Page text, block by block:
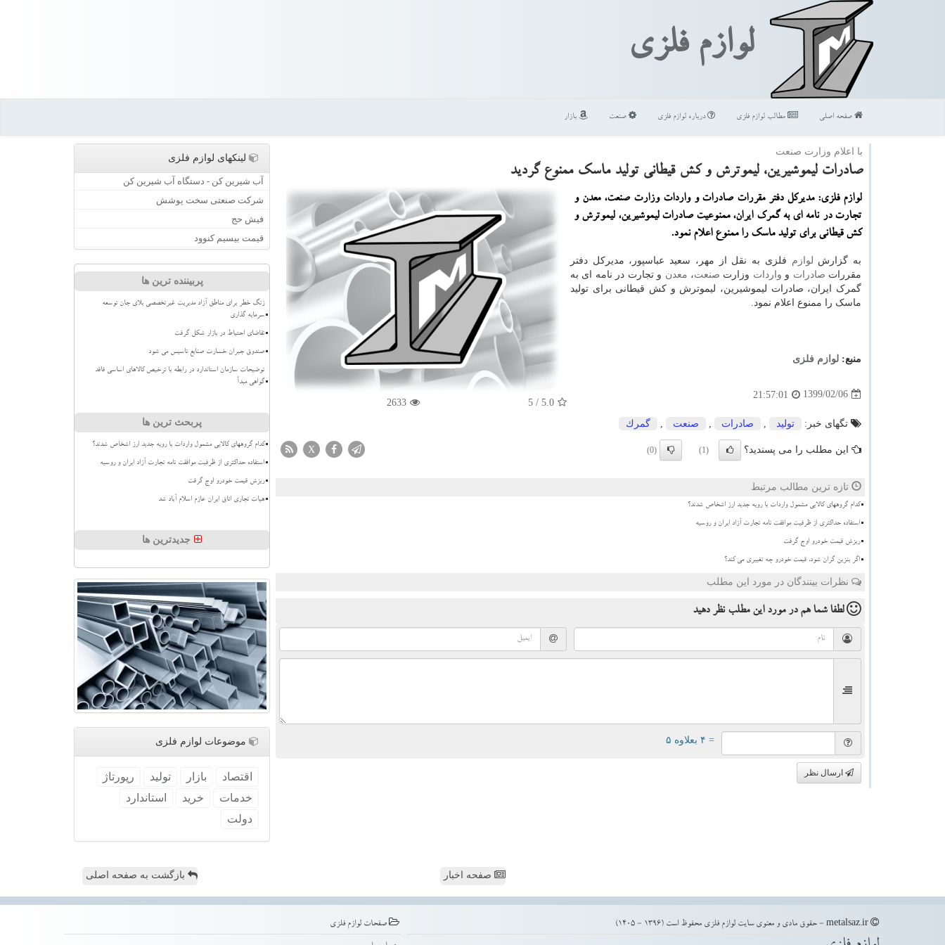
لوازم فلزی
صفحه اصلی مطالب لوازم فلزی درباره لوازم فلزی صنعت بازار
با اعلام وزارت صنعت
صادرات لیموشیرین، لیموترش و كش قیطانی تولید ماسك ممنوع گردید
لوازم فلزی: مدیركل دفتر مقررات صادرات و واردات وزارت صنعت، معدن و
تجارت در نامه ای به گمرك ایران، ممنوعیت صادرات لیموشیرین، لیموترش و
كش قیطانی برای تولید ماسك را ممنوع اعلام نمود.
به گزارش لوازم فلزی به نقل از مهر، سعید عباسپور، مدیرکل دفتر
مقررات صادرات و واردات وزارت صنعت، معدن و تجارت در نامه ای به
گمرک ایران، صادرات لیموشیرین، لیموترش و کش قیطانی برای تولید
ماسک را ممنوع اعلام نمود.
منبع: لوازم فلزی
1399/02/06
21:57:01
5.0
/ 5
2633
تگهای خبر:
تولید صادرات صنعت گمرك
این مطلب را می پسندید؟ (1)
(0)
X
تازه ترین مطالب مرتبط
کدام گروههای کالایی مشمول واردات با رویه جدید ارز اشخاص شدند؟
استفاده حداکثری از ظرفیت موافقت نامه تجارت آزاد ایران و روسیه
ریزش قیمت خودرو اوج گرفت
اگر بنزین گران شود، قیمت خودرو چه تغییری می کند؟
نظرات بینندگان در مورد این مطلب
لطفا شما همدر مورد این مطلب نظر دهید
= ۴ بعلاوه ۵
ارسال نظر
لینکهای لوازم فلزی
آب شیرین کن - دستگاه آب شیرین کن
شرکت صنعتی سخت پوشش
فیش حج
قیمت بیسیم کنوود
پربیننده ترین ها
زنگ خطر برای مناطق آزاد مدیریت غیرتخصصی بلای جان توسعه
سرمایه گذاری
تقاضای احتیاط در بازار شکل گرفت
صندوق جبران خسارت صنایع تاسیس می شود
توضیحات سازمان استاندارد در رابطه با ترخیص کالاهای اساسی فاقد
گواهی مبدأ
پربحث ترین ها
کدام گروههای کالایی مشمول واردات با رویه جدید ارز اشخاص شدند؟
استفاده حداکثری از ظرفیت موافقت نامه تجارت آزاد ایران و روسیه
ریزش قیمت خودرو اوج گرفت
هیات تجاری اتاق ایران عازم اسلام آباد شد
جدیدترین ها
موضوعات لوازم فلزی
اقتصاد بازار تولید
رپورتاژ
خدمات
خرید
استاندارد
دولت
صفحه اخبار بازگشت به صفحه اصلی
صفحات لوازم فلزی